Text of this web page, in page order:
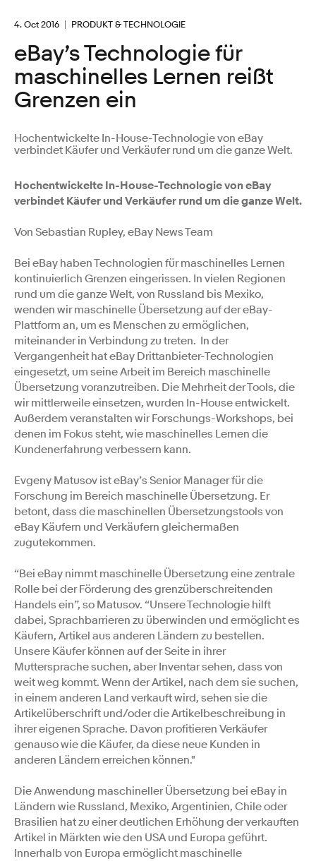
4. Oct 2016 PRODUKT & TECHNOLOGIE
eBay’s Technologie für
maschinelles Lernen reißt
Grenzen ein
Hochentwickelte In-House-Technologie von eBay
verbindet Käufer und Verkäufer rund um die ganze Welt.
Hochentwickelte In-House-Technologie von eBay
verbindet Käufer und Verkäufer rund um die ganze Welt.
Von Sebastian Rupley, eBay News Team
Bei eBay haben Technologien für maschinelles Lernen
kontinuierlich Grenzen eingerissen. In vielen Regionen
rund um die ganze Welt, von Russland bis Mexiko,
wenden wir maschinelle Übersetzung auf der eBay-
Plattform an, um es Menschen zu ermöglichen,
miteinander in Verbindung zu treten. In der
Vergangenheit hat eBay Drittanbieter-Technologien
eingesetzt, um seine Arbeit im Bereich maschinelle
Übersetzung voranzutreiben. Die Mehrheit der Tools, die
wir mittlerweile einsetzen, wurden In-House entwickelt.
Außerdem veranstalten wir Forschungs-Workshops, bei
denen im Fokus steht, wie maschinelles Lernen die
Kundenerfahrung verbessern kann.
Evgeny Matusov ist eBay’s Senior Manager für die
Forschung im Bereich maschinelle Übersetzung. Er
betont, dass die maschinellen Übersetzungstools von
eBay Käufern und Verkäufern gleichermaßen
zugutekommen.
“Bei eBay nimmt maschinelle Übersetzung eine zentrale
Rolle bei der Förderung des grenzüberschreitenden
Handels ein”, so Matusov. “Unsere Technologie hilft
dabei, Sprachbarrieren zu überwinden und ermöglicht es
Käufern, Artikel aus anderen Ländern zu bestellen.
Unsere Käufer können auf der Seite in ihrer
Muttersprache suchen, aber Inventar sehen, dass von
weit weg kommt. Wenn der Artikel, nach dem sie suchen,
in einem anderen Land verkauft wird, sehen sie die
Artikelüberschrift und/oder die Artikelbeschreibung in
ihrer eigenen Sprache. Davon profitieren Verkäufer
genauso wie die Käufer, da diese neue Kunden in
anderen Ländern erreichen können."
Die Anwendung maschineller Übersetzung bei eBay in
Ländern wie Russland, Mexiko, Argentinien, Chile oder
Brasilien hat zu einer deutlichen Erhöhung der verkauften
Artikel in Märkten wie den USA und Europa geführt.
Innerhalb von Europa ermöglicht maschinelle